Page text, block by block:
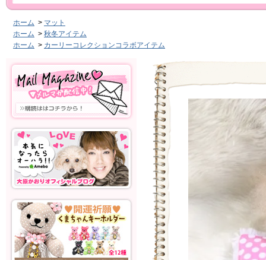
ホーム > マット
ホーム > 秋冬アイテム
ホーム > カーリーコレクションコラボアイテム